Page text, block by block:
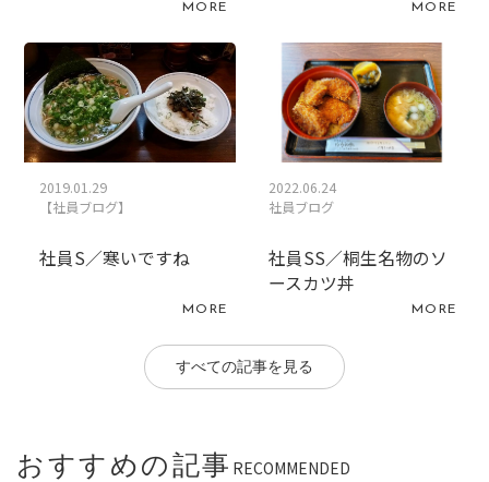
MORE MORE
2019.01.29
【社員ブログ】
社員S／寒いですね
MORE
2022.06.24
社員ブログ
社員SS／桐生名物のソ
ースカツ丼
MORE
すべての記事を見る
おすすめの記事 RECOMMENDED